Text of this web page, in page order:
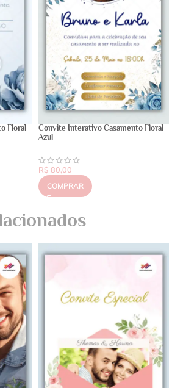
Floral
Convite Interativo Casamento Floral
Azul
R$ 80,00
COMPRAR